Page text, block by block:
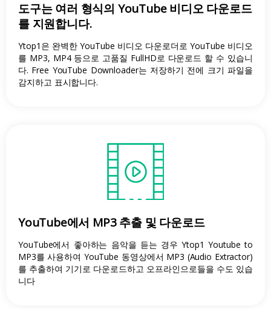
도구는 여러 형식의 YouTube 비디오 다운로드
를 지원합니다.
Ytop1은 완벽한 YouTube 비디오 다운로더로 YouTube 비디오
를 MP3, MP4 등으로 고품질 FullHD로 다운로드 할 수 있습니
다. Free YouTube Downloader는 저장하기 전에 크기 파일을
감지하고 표시합니다.
YouTube에서 MP3 추출 및 다운로드
YouTube에서 좋아하는 음악을 듣는 경우 Ytop1 Youtube to
MP3를 사용하여 YouTube 동영상에서 MP3 (Audio Extractor)
를 추출하여 기기로 다운로드하고 오프라인으로들을 수도 있습
니다